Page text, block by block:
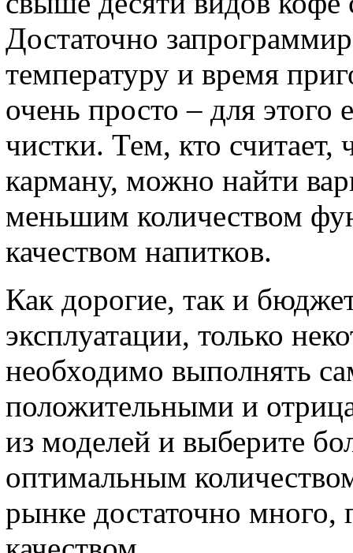
Достаточно
температуру и время
очень просто – для этого
чистки. Тем, кто
карману, можно найти
меньшим количеством
качеством напитков.
Как дорогие, так и
эксплуатации, только
необходимо выполнять
положительными и
из моделей и выберите
оптимальным
рынке достаточно много,